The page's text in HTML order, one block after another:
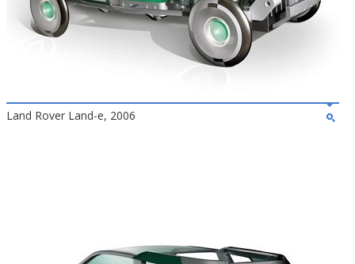
Land Rover Land-e, 2006